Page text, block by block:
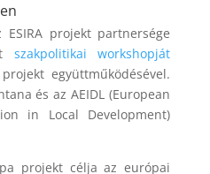
projekt partnersége
szakpolitikai workshopját
együttműködésével.
és az AEIDL (European
in Local Development)
projekt célja az európai